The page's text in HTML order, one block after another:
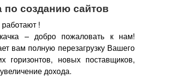
созданию сайтов
!
– добро пожаловать к нам!
вам полную перезагрузку Вашего
горизонтов, новых поставщиков,
дохода.